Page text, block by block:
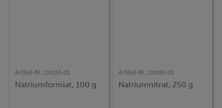
Artikel-Nr.:30156-25
Natriumformiat, 100 g
Artikel-Nr.:30160-25
Natriumnitrat, 250 g